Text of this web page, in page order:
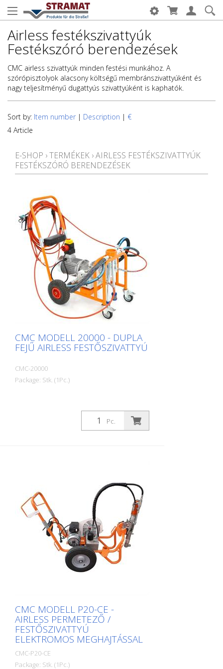
Airless festékszivattyúk
Festékszóró berendezések
CMC airless szivattyúk minden festési munkához. A
szórópisztolyok alacsony költségű membránszivattyúként és
nagy teljesítményű dugattyús szivattyúként is kaphatók.
Sort by: Item number | Description | €
4 Article
E-SHOP ›TERMÉKEK ›AIRLESS FESTÉKSZIVATTYÚK
FESTÉKSZÓRÓ BERENDEZÉSEK
CMC MODELL 20000 - DUPLA
FEJŰ AIRLESS FESTŐSZIVATTYÚ
CMC-20000
Package: Stk. (1Pc.)
Pc.
CMC MODELL P20-CE -
AIRLESS PERMETEZŐ /
FESTŐSZIVATTYÚ
ELEKTROMOS MEGHAJTÁSSAL
CMC-P20-CE
Package: Stk. (1Pc.)